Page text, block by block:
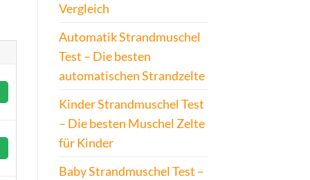
Vergleich
Automatik Strandmuschel
Test – Die besten
automatischen Strandzelte
Kinder Strandmuschel Test
– Die besten Muschel Zelte
für Kinder
Baby Strandmuschel Test –